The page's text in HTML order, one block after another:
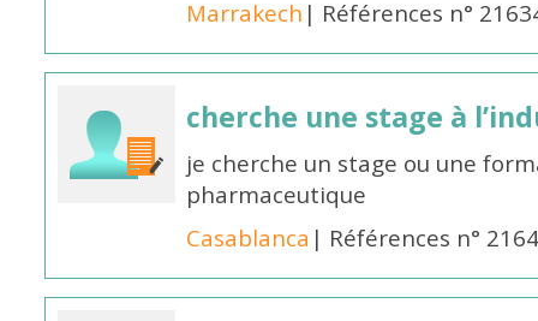
Marrakech | Références n°
cherche une stage à
je cherche un stage ou une
pharmaceutique
Casablanca | Références n°